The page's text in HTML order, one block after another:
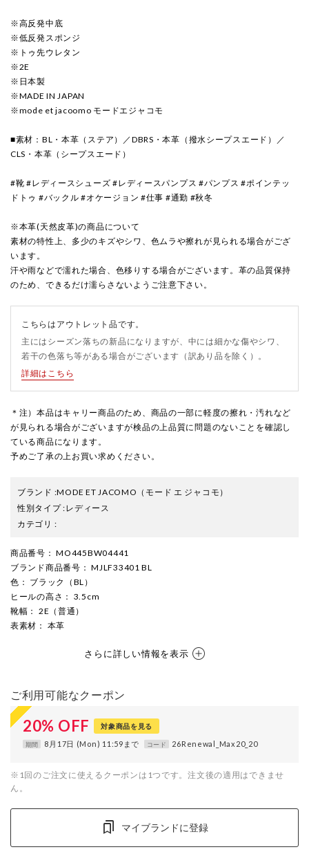
※高反発中底
※低反発スポンジ
※トゥ先ウレタン
※2E
※日本製
※MADE IN JAPAN
※mode et jacoomo モードエジャコモ
■素材：BL・本革（ステア）／DBRS・本革（撥水シープスエード）／
CLS・本革（シープスエード）
#靴 #レディースシューズ #レディースパンプス #パンプス #ポインテッ
ドトゥ #バックル #オケージョン #仕事 #通勤 #秋冬
※本革(天然皮革)の商品について
素材の特性上、多少のキズやシワ、色ムラや擦れが見られる場合がござ
います。
汗や雨などで濡れた場合、色移りする場合がございます。革の品質保持
のため、できるだけ濡らさないようご注意下さい。
こちらはアウトレット品です。
主にはシーズン落ちの新品になりますが、中には細かな傷やシワ、
若干の色落ち等がある場合がございます（訳あり品を除く）。
詳細はこちら
＊注）本品はキャリー商品のため、商品の一部に軽度の擦れ・汚れなど
が見られる場合がございますが検品の上品質に問題のないことを確認し
ている商品になります。
予めご了承の上お買い求めください。
ブランド :MODE ET JACOMO （モード エ ジャコモ）
性別タイプ:レディース
カテゴリ :
商品番号 ： MO445BW04441
ブランド商品番号 ： MJLF33401 BL
色 ： ブラック（BL）
ヒールの高さ ： 3.5cm
靴幅 ： 2E（普通）
表素材 ： 本革
さらに詳しい情報を表示
ご利用可能なクーポン
20% OFF 対象商品を見る
期間 8月17日 (Mon) 11:59まで コード 26Renewal_Max20_20
※1回のご注文に使えるクーポンは1つです。注文後の適用はできませ
ん。
マイブランドに登録